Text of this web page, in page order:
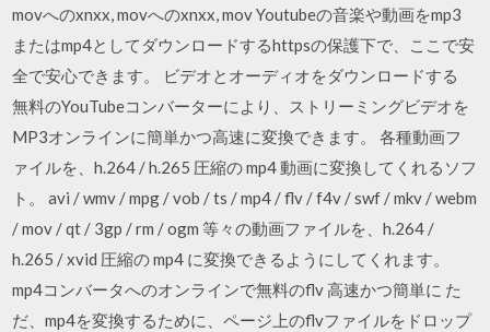
movへのxnxx, movへのxnxx, mov Youtubeの音楽や動画をmp3
またはmp4としてダウンロードするhttpsの保護下で、ここで安
全で安心できます。 ビデオとオーディオをダウンロードする
無料のYouTubeコンバーターにより、ストリーミングビデオを
MP3オンラインに簡単かつ高速に変換できます。 各種動画フ
ァイルを、h.264 / h.265 圧縮の mp4 動画に変換してくれるソフ
ト。 avi / wmv / mpg / vob / ts / mp4 / flv / f4v / swf / mkv / webm
/ mov / qt / 3gp / rm / ogm 等々の動画ファイルを、h.264 /
h.265 / xvid 圧縮の mp4 に変換できるようにしてくれます。
mp4コンバータへのオンラインで無料のflv 高速かつ簡単に た
だ、mp4を変換するために、ページ上のflvファイルをドロップ